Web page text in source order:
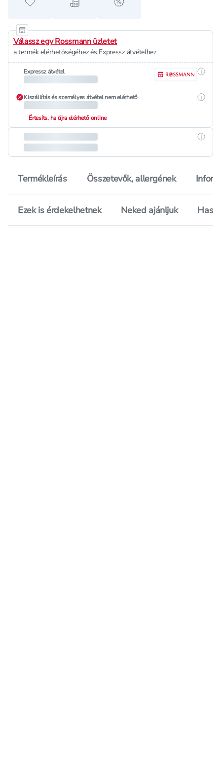
Hozzáadás a kedvencekhez
Hozzáadás a bevásárló listához
alert when on sale
Válassz egy Rossmann üzletet
a termék elérhetőségéhez és Expressz átvételhez
Expressz átvétel
Kiszállítás és személyes átvétel nem elérhető
Értesíts, ha újra elérhető online
Termékleírás Összetevők, allergének
Ezek is érdekelhetnek Neked ajánljuk